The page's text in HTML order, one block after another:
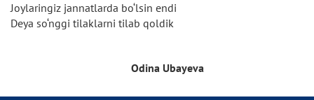
Joylaringiz jannatlarda bo‘lsin endi
Deya so‘nggi tilaklarni tilab qoldik
Odina Ubayeva